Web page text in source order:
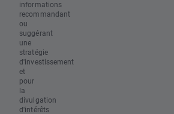
informations
recommandant
ou
suggérant
une
stratégie
d'investissement
et
pour
la
divulgation
d'intérêts